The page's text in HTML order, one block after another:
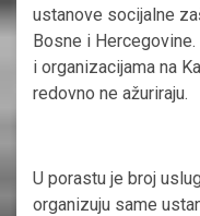
ustanove socijalne
Bosne i
i organizacijama na
redovno ne ažuriraju.
U porastu je broj
organizuju same